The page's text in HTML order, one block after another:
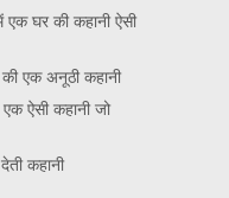
घर की कहानी ऐसी
की एक अनूठी कहानी
ऐसी कहानी जो
कहानी